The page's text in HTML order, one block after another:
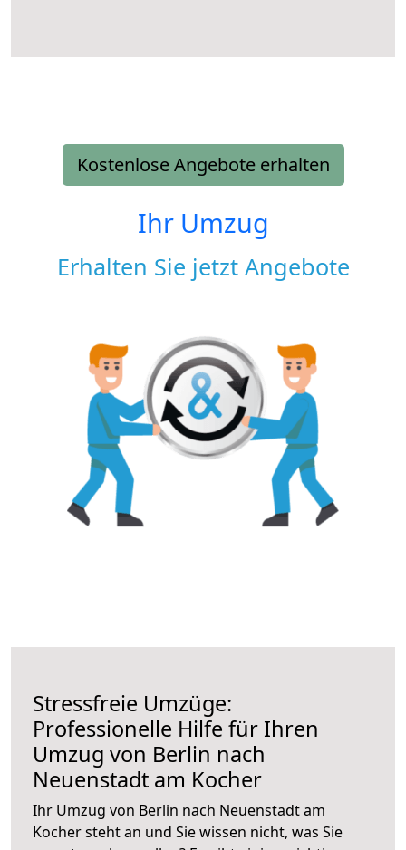
Kostenlose Angebote erhalten
Ihr Umzug
Erhalten Sie jetzt Angebote
Stressfreie Umzüge:
Professionelle Hilfe für Ihren
Umzug von Berlin nach
Neuenstadt am Kocher
Ihr Umzug von Berlin nach Neuenstadt am
Kocher steht an und Sie wissen nicht, was Sie